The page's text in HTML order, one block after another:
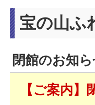
宝の山ふ
閉館のお知
【ご案内